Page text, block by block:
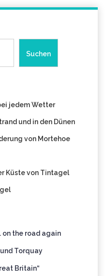
Suchen
jedem Wetter
und in den Dünen
von Mortehoe
Küste von Tintagel
on the road again
Torquay
Britain“